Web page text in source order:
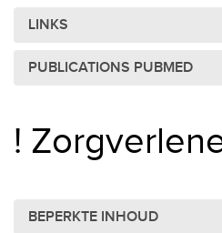
LINKS
PUBLICATIONS PUBMED
!
BEPERKTE INHOUD